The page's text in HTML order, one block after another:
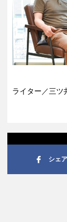
ライター／三
シェ